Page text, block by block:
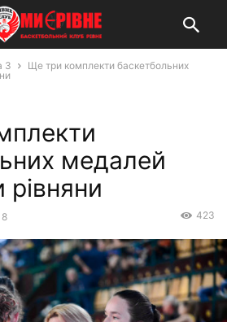
3
Ще три комплекти баскетбольних
медалей
423